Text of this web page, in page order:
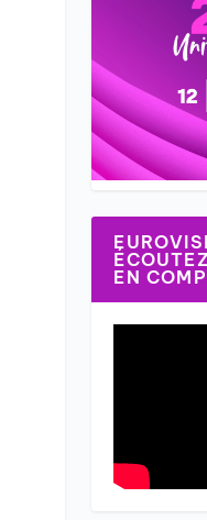
EN